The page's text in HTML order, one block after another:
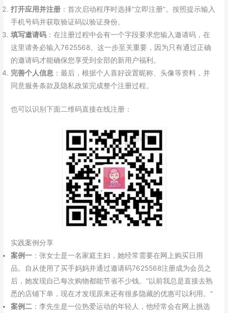
打开应用并注册 ：首次启动程序时选择“立即注册”。按照提示输入
手机号码并获取验证码以验证身份。
填写邀请码 ：在注册过程中会有一个字段要求您输入邀请码，在
这里请务必输入7625568。这一步至关重要，因为只有通过正确
的邀请码才能确保您享受到全部的新用户福利。
完善个人信息 ：最后，根据个人喜好设置昵称、头像等资料，并
同意服务条款及隐私政策完成整个注册过程。
也可以识别下面二维码直接在线注册：
实践案例分享
案例一 ：张女士是一名家庭主妇，她经常需要在网上购买日用
品。自从使用了买手妈妈并通过邀请码7625568注册成为会员之
后，她发现自己每次购物都能节省不少钱。“以前我总是直接去熟
悉的店铺下单，现在才发现原来还有很多隐藏的优惠可以利用。”
案例二 ：李先生是一位热爱运动的年轻人，他经常会在网上挑选